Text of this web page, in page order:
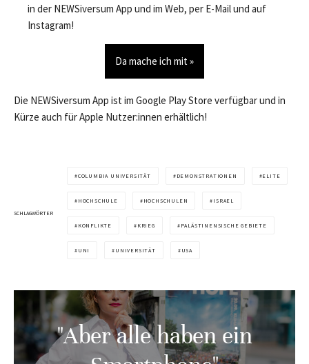
in der NEWSiversum App und im Web, per E-Mail und auf
Instagram!
Da mache ich mit »
Die NEWSiversum App ist im Google Play Store verfügbar und in
Kürze auch für Apple Nutzer:innen erhältlich!
SCHLAGWÖRTER
COLUMBIA UNIVERSITÄT DEMONSTRATIONEN ELITE
HOCHSCHULE HOCHSCHULEN ISRAEL
KONFLIKTE KRIEG PALÄSTINENSISCHE GEBIETE
UNI UNIVERSITÄT USA
"Aber alle haben ein